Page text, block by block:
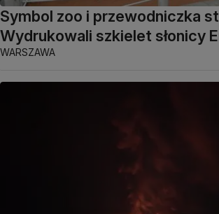
Symbol zoo i przewodniczka
Wydrukowali szkielet słonicy
WARSZAWA